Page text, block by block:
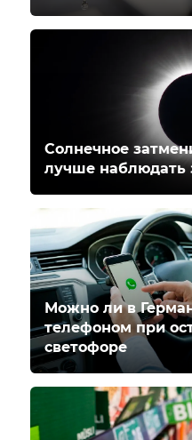
Солнечное
лучше наблюдать
Можно ли в
телефоном при
светофоре